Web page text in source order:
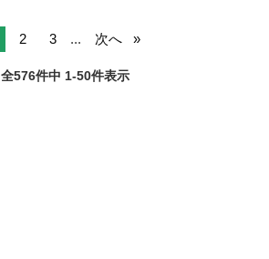
2 3 ... 次へ
全576件中 1-50件表示